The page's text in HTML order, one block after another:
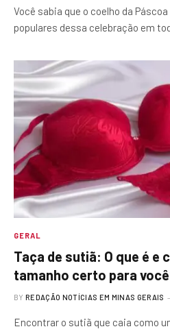
Você sabia que o coelho da
populares dessa celebração em
GERAL
Taça de sutiã: O que é e
tamanho certo para
BY REDAÇÃO NOTÍCIAS EM MINAS GERAIS
Encontrar o sutiã que caia como